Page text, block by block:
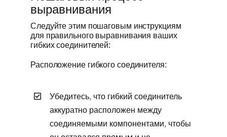
выравнивания
Следуйте этим пошаговым инструкциям
для правильного выравнивания ваших
гибких соединителей:
Расположение гибкого соединителя:
Убедитесь, что гибкий соединитель
аккуратно расположен между
соединяемыми компонентами, чтобы